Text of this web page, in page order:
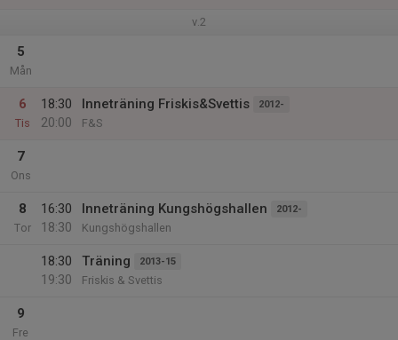
v.2
5
Mån
6
Tis
18:30
20:00
Inneträning Friskis&Svettis 2012-
F&S
7
Ons
8
Tor
16:30
18:30
Inneträning Kungshögshallen 2012-
Kungshögshallen
18:30
19:30
Träning 2013-15
Friskis & Svettis
9
Fre